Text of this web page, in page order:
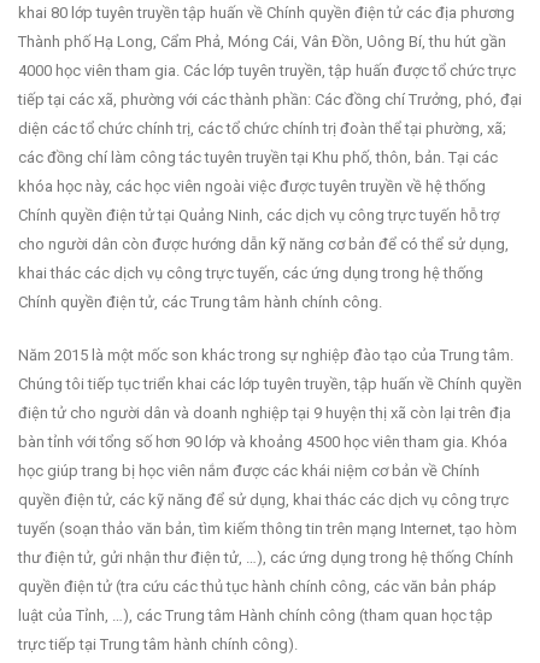
khai 80 lớp tuyên truyền tập huấn về Chính quyền điện tử các địa phương
Thành phố Hạ Long, Cẩm Phả, Móng Cái, Vân Đồn, Uông Bí, thu hút gần
4000 học viên tham gia. Các lớp tuyên truyền, tập huấn được tổ chức trực
tiếp tại các xã, phường với các thành phần: Các đồng chí Trưởng, phó, đại
diện các tổ chức chính trị, các tổ chức chính trị đoàn thể tại phường, xã;
các đồng chí làm công tác tuyên truyền tại Khu phố, thôn, bản. Tại các
khóa học này, các học viên ngoài việc được tuyên truyền về hệ thống
Chính quyền điện tử tại Quảng Ninh, các dịch vụ công trực tuyến hỗ trợ
cho người dân còn được hướng dẫn kỹ năng cơ bản để có thể sử dụng,
khai thác các dịch vụ công trực tuyến, các ứng dụng trong hệ thống
Chính quyền điện tử, các Trung tâm hành chính công.
Năm 2015 là một mốc son khác trong sự nghiệp đào tạo của Trung tâm.
Chúng tôi tiếp tục triển khai các lớp tuyên truyền, tập huấn về Chính quyền
điện tử cho người dân và doanh nghiệp tại 9 huyện thị xã còn lại trên địa
bàn tỉnh với tổng số hơn 90 lớp và khoảng 4500 học viên tham gia. Khóa
học giúp trang bị học viên nắm được các khái niệm cơ bản về Chính
quyền điện tử, các kỹ năng để sử dụng, khai thác các dịch vụ công trực
tuyến (soạn thảo văn bản, tìm kiếm thông tin trên mạng Internet, tạo hòm
thư điện tử, gửi nhận thư điện tử, …), các ứng dụng trong hệ thống Chính
quyền điện tử (tra cứu các thủ tục hành chính công, các văn bản pháp
luật của Tỉnh, …), các Trung tâm Hành chính công (tham quan học tập
trực tiếp tại Trung tâm hành chính công).